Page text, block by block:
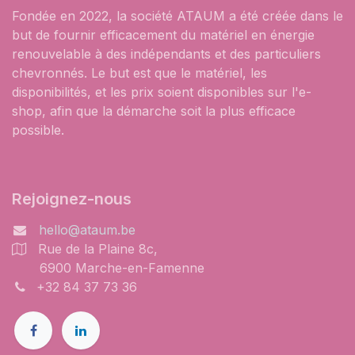
Fondée en 2022, la société ATAUM a été créée dans le
but de fournir efficacement du matériel en énergie
renouvelable à des indépendants et des particuliers
chevronnés. Le but est que le matériel, les
disponibilités, et les prix soient disponibles sur l'e-
shop, afin que la démarche soit la plus efficace
possible.
Rejoignez-nous
hello@ataum.be
Rue de la Plaine 8c,
6900 Marche-en-Famenne
+32 84 37 73 36